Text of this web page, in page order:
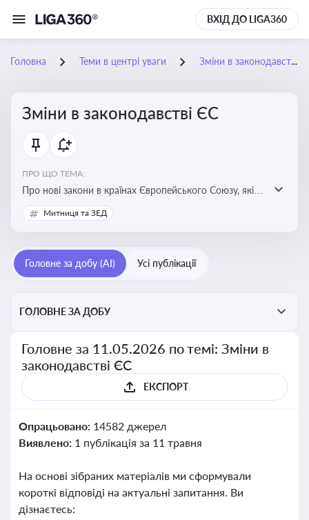
ВХІД ДО LIGA360
Головна Теми в центрі уваги Зміни в законодавстві ЄС
Зміни в законодавстві ЄС
ПРО ЩО ТЕМА:
Про нові закони в країнах Європейського Союзу, які
впливають на умови торгівлі, трудової міграції,
інтеграції та перспективу членства України в
Митниця та ЗЕД
Головне за добу (AI) Усі публікації
ГОЛОВНЕ ЗА ДОБУ
Головне за 11.05.2026 по темі: Зміни в
законодавстві ЄС
ЕКСПОРТ
Опрацьовано: 14582 джерел
Виявлено: 1 публікація за 11 травня
На основі зібраних матеріалів ми сформували
короткі відповіді на актуальні запитання. Ви
дізнаєтесь: